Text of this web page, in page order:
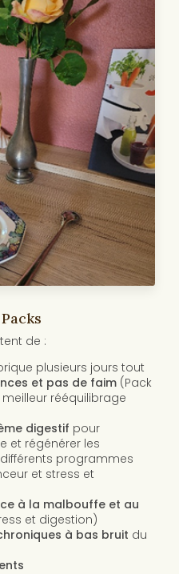
de :
plusieurs jours tout
et pas de faim (Pack
rééquilibrage
digestif pour
et régénérer les
programmes
et stress et
à la malbouffe et au
et digestion)
à bas bruit du